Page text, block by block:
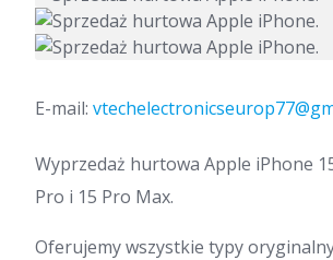
E-mail:
Wyprzedaż hurtowa Apple iPhone
Pro i 15 Pro Max.
Oferujemy wszystkie typy